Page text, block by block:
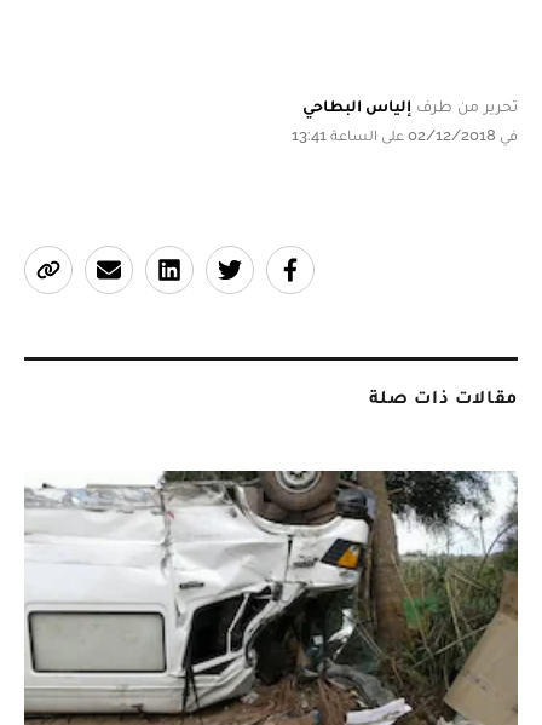
تحرير من طرف إلياس البطاحي
في 02/12/2018 على الساعة 13:41
مقالات ذات صلة